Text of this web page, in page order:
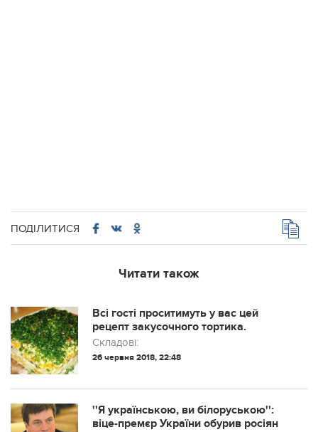
ПОДІЛИТИСЯ
Читати також
Всі гості проситимуть у вас цей
рецепт закусочного тортика.
Складові:
26 червня 2018, 22:48
''Я українською, ви білоруською'':
віце-премєр України обурив росіян